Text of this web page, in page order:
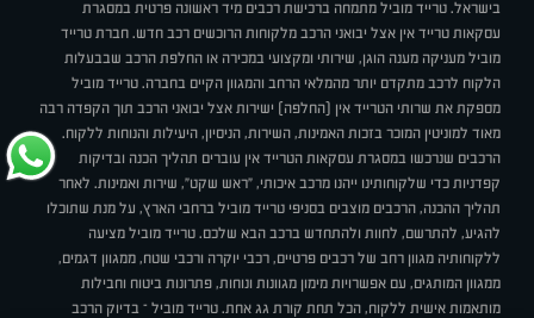
בישראל. טרייד מוביל מתמחה ברכישת רכבים מיד ראשונה פרטית במסגרת
עסקאות טרייד אין אצל יבואני הרכב מלקוחות הרוכשים רכב חדש. חברת טרייד
מוביל מעניקה מענה הוגן, שירותי ומקצועי במכירה או החלפת הרכב שבבעלות
הלקוח לרכב מתקדם יותר מהמלאי הרחב והמגוון הקיים בחברה. טרייד מוביל
מספקת את שרותי הטרייד אין (החלפה) ישירות אצל יבואני הרכב תוך הקפדה רבה
מאוד למוניטין המוכר בזכות האמינות, השירות, הניסיון, היעילות והנוחות ללקוח.
הרכבים שנרכשו במסגרת עסקאות הטרייד אין עוברים תהליך הכנה ובדיקות
קפדניות כדי שלקוחותינו ייהנו מרכב איכותי, "ראש שקט", שירות ואמינות. לאחר
תהליך ההכנה, הרכבים מוצבים בסניפי טרייד מוביל ברחבי הארץ, על מנת שתוכלו
להגיע, להתרשם, לחוות ולהתחדש ברכב הבא שלכם. טרייד מוביל מציעה
ללקוחותיה מגוון רחב של רכבים פרטיים, רכבי יוקרה ורכבי שטח, ממגוון דגמים,
ממגוון המותגים, עם אפשרויות מימון מגוונות ונוחות, פתרונות ביטוח וחבילות
מותאמות אישית ללקוח, הכל תחת קורת גג אחת. טרייד מוביל – בדיוק הרכב